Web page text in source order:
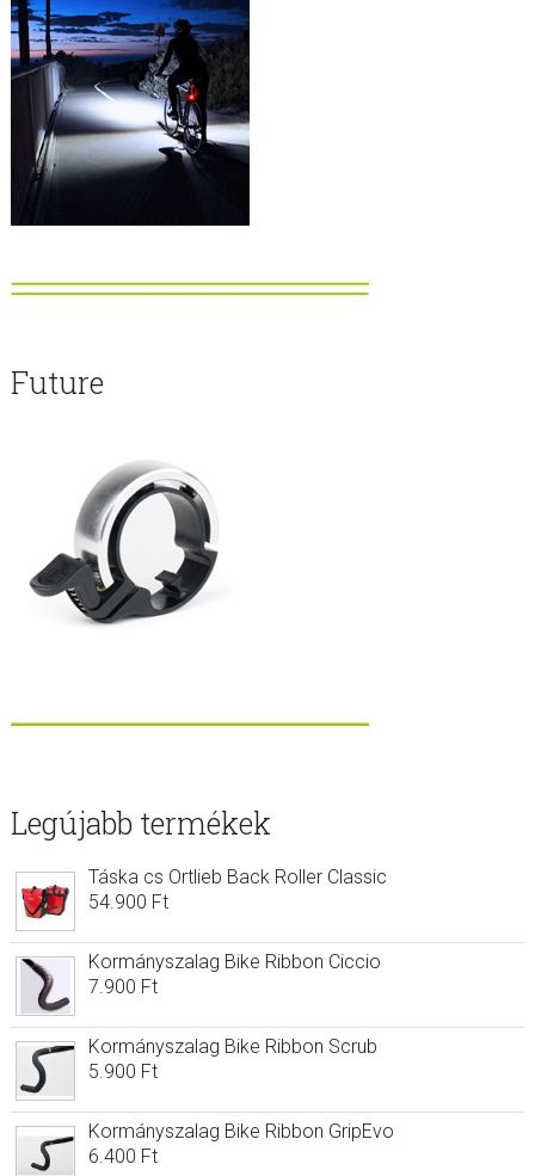
Future
Legújabb termékek
Táska cs Ortlieb Back Roller Classic
54.900 Ft
Kormányszalag Bike Ribbon Ciccio
7.900 Ft
Kormányszalag Bike Ribbon Scrub
5.900 Ft
Kormányszalag Bike Ribbon GripEvo
6.400 Ft